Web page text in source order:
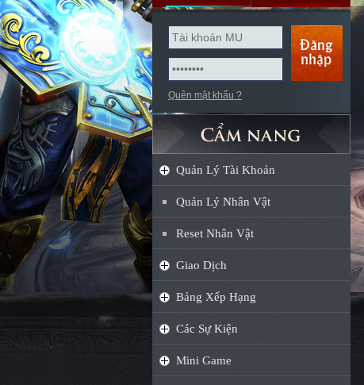
Quên mật khẩu ?
Quản Lý Tài Khoản
Quản Lý Nhân Vật
Reset Nhân Vật
Giao Dịch
Bảng Xếp Hạng
Các Sự Kiện
Mini Game